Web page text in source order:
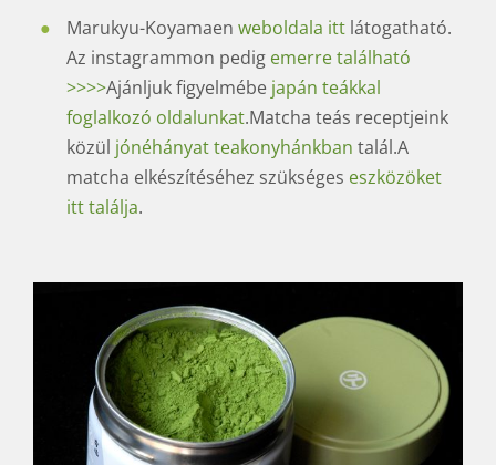
Marukyu-Koyamaen weboldala itt látogatható.
Az instagrammon pedig emerre található
>>>>Ajánljuk figyelmébe japán teákkal
foglalkozó oldalunkat.Matcha teás receptjeink
közül jónéhányat teakonyhánkban talál.A
matcha elkészítéséhez szükséges eszközöket
itt találja.